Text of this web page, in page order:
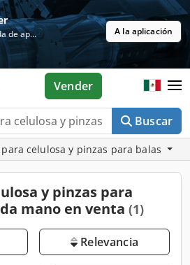
Gratis en la tienda de aplicaciones A la aplicación
Buscar
Vender
celulosa y pinzas para balas
y pinzas para
mano en venta (1)
Relevancia